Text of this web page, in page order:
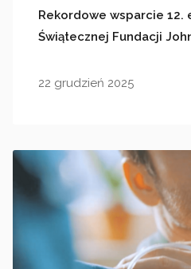
Rekordowe wsparcie 12.
Świątecznej Fundacji
22 grudzień 2025